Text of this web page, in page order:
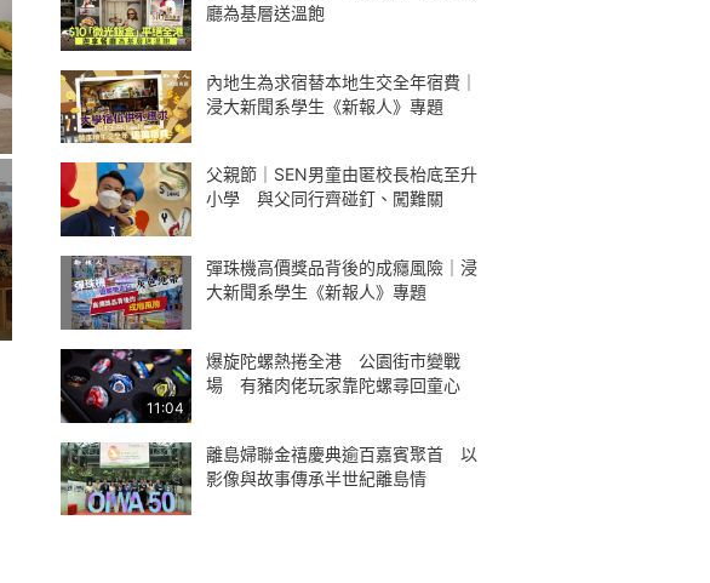
廳為基層送溫飽
內地生為求宿替本地生交全年宿費｜
浸大新聞系學生《新報人》專題
父親節｜SEN男童由匿校長枱底至升
小學 與父同行齊碰釘、闖難關
彈珠機高價獎品背後的成癮風險｜浸
大新聞系學生《新報人》專題
11:04
爆旋陀螺熱捲全港 公園街市變戰
場 有豬肉佬玩家靠陀螺尋回童心
離島婦聯金禧慶典逾百嘉賓聚首 以
影像與故事傳承半世紀離島情